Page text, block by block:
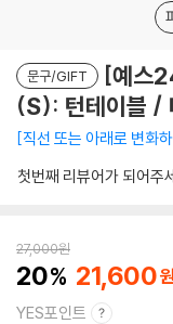
문구/GIFT
[예스
(S): 턴테이블 /
직선 또는 아래로 변화
첫번째 리뷰어가 되어주
27,000원
20 21,600
YES포인트